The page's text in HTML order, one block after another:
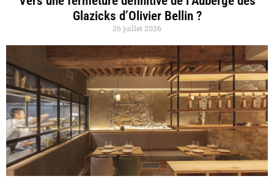
Glazicks d’Olivier Bellin ?
26 juillet 2026